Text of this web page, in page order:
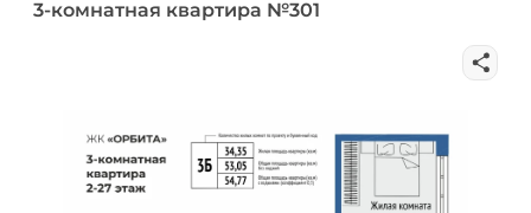
3-комнатная квартира №301